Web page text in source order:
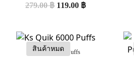
279.00฿ 119.00 ฿
สินค้าหมด
Ks Quik 6000 Puffs